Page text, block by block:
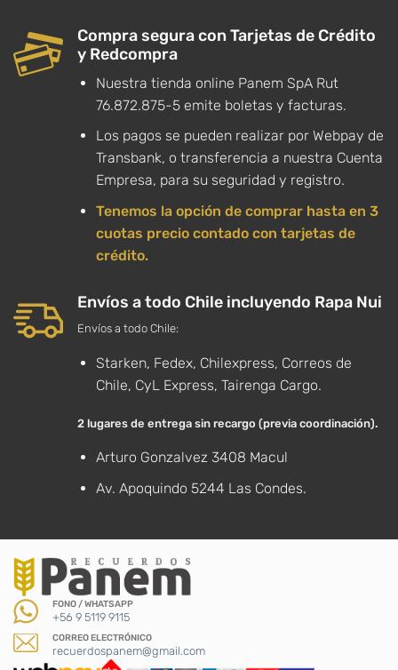
Compra segura con Tarjetas de Crédito
y Redcompra
Nuestra tienda online Panem SpA Rut
76.872.875-5 emite boletas y facturas.
Los pagos se pueden realizar por Webpay de
Transbank, o transferencia a nuestra Cuenta
Empresa, para su seguridad y registro.
Tenemos la opción de comprar hasta en 3
cuotas precio contado con tarjetas de
crédito.
Envíos a todo Chile incluyendo Rapa Nui
Envíos a todo Chile:
Starken, Fedex, Chilexpress, Correos de
Chile, CyL Express, Tairenga Cargo.
2 lugares de entrega sin recargo (previa coordinación).
Arturo Gonzalvez 3408 Macul
Av. Apoquindo 5244 Las Condes.
FONO / WHATSAPP
+56 9 5119 9115
CORREO ELECTRÓNICO
recuerdospanem@gmail.com